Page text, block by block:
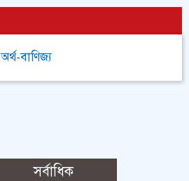
অর্থ-বাণিজ্য
সর্বাধিক